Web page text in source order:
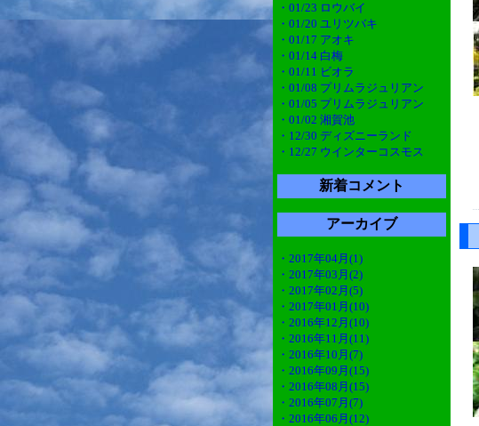
・01/23 ロウバイ
・01/20 ユリツバキ
・01/17 アオキ
・01/14 白梅
・01/11 ビオラ
・01/08 プリムラジュリアン
・01/05 プリムラジュリアン
・01/02 湘賀池
・12/30 ディズニーランド
・12/27 ウインターコスモス
新着コメント
アーカイブ
・2017年04月(1)
・2017年03月(2)
・2017年02月(5)
・2017年01月(10)
・2016年12月(10)
・2016年11月(11)
・2016年10月(7)
・2016年09月(15)
・2016年08月(15)
・2016年07月(7)
・2016年06月(12)